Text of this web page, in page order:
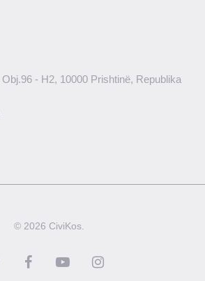
- H2, 10000 Prishtinë, Republika
© 2026 CiviKos.
facebookyoutube instagram